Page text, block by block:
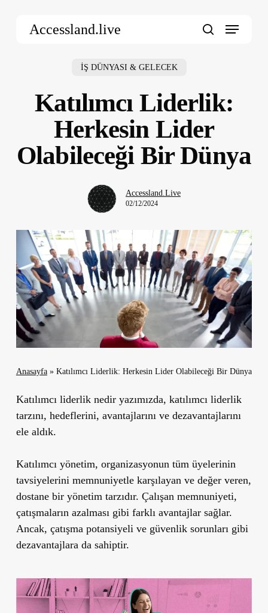
Accessland.live Menu
İŞ DÜNYASI & GELECEK
Katılımcı Liderlik:
Herkesin Lider
Olabileceği Bir Dünya
Accessland.Live
02/12/2024
Anasayfa» Katılımcı Liderlik: Herkesin Lider Olabileceği Bir Dünya
Katılımcı liderlik nedir yazımızda, katılımcı liderlik
tarzını, hedeflerini, avantajlarını ve dezavantajlarını
ele aldık.
Katılımcı yönetim, organizasyonun tüm üyelerinin
tavsiyelerini memnuniyetle karşılayan ve değer veren,
dostane bir yönetim tarzıdır. Çalışan memnuniyeti,
çatışmaların azalması gibi farklı avantajlar sağlar.
Ancak, çatışma potansiyeli ve güvenlik sorunları gibi
dezavantajlara da sahiptir.